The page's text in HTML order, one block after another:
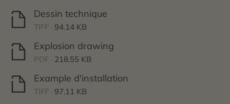
Dessin technique
TIFF · 94.14 KB
Explosion drawing
PDF · 218.55 KB
Example d'installation
TIFF · 97.11 KB